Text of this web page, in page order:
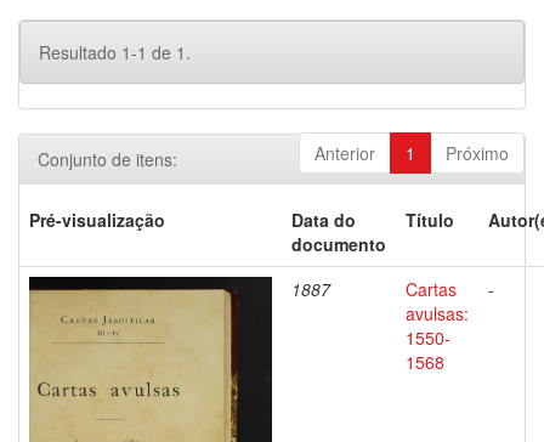
Resultado 1-1 de 1.
Anterior 1 Próximo
Conjunto de itens:
Pré-visualização
Data do
documento
Título
1887
Cartas
avulsas:
1550-
1568
-